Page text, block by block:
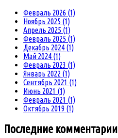
Февраль 2026 (1)
Ноябрь 2025 (1)
Апрель 2025 (1)
Февраль 2025 (1)
Декабрь 2024 (1)
Май 2024 (1)
Февраль 2023 (1)
Январь 2022 (1)
Сентябрь 2021 (1)
Июнь 2021 (1)
Февраль 2021 (1)
Октябрь 2019 (1)
Последние комментарии